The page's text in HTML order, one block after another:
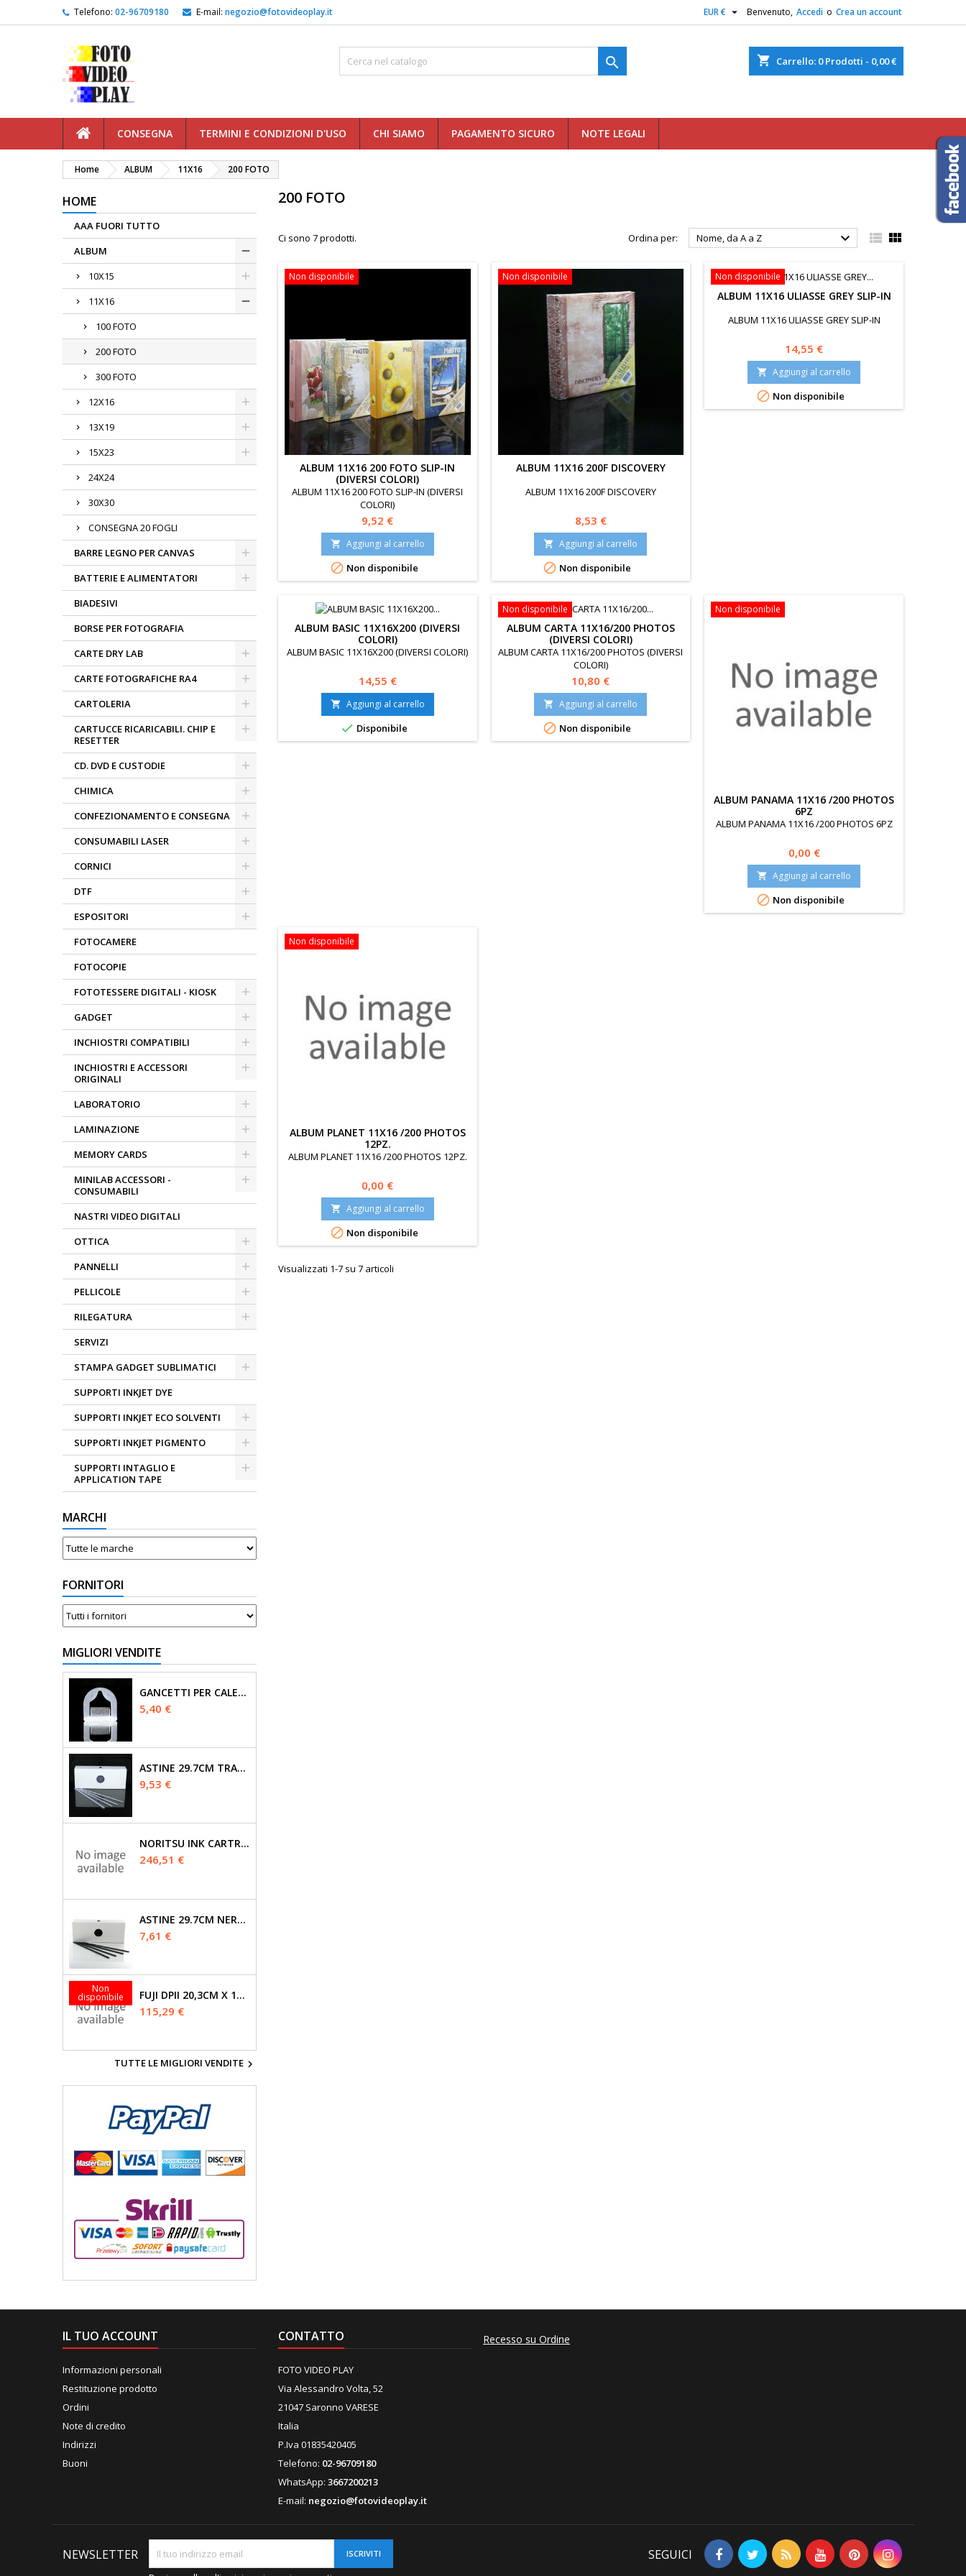
Telefono: 02-96709180 E-mail: negozio@fotovideoplay.it Benvenuto, Accedi o Crea un account
EUR € 
shopping_cart Carrello: 0Prodotti - 0,00 €

CONSEGNA TERMINI E CONDIZIONI D'USO CHI SIAMO PAGAMENTO SICURO NOTE LEGALI
Home ALBUM 11X16 200 FOTO
HOME
AAA FUORI TUTTO
ALBUM
10X15
11X16
100 FOTO
200 FOTO
300 FOTO
12X16
13X19
15X23
24X24
30X30
CONSEGNA 20 FOGLI
BARRE LEGNO PER CANVAS
BATTERIE E ALIMENTATORI
BIADESIVI
BORSE PER FOTOGRAFIA
CARTE DRY LAB
CARTE FOTOGRAFICHE RA4
CARTOLERIA
CARTUCCE RICARICABILI. CHIP E
RESETTER
CD. DVD E CUSTODIE
CHIMICA
CONFEZIONAMENTO E CONSEGNA
CONSUMABILI LASER
CORNICI
DTF
ESPOSITORI
FOTOCAMERE
FOTOCOPIE
FOTOTESSERE DIGITALI - KIOSK
GADGET
INCHIOSTRI COMPATIBILI
INCHIOSTRI E ACCESSORI
ORIGINALI
LABORATORIO
LAMINAZIONE
MEMORY CARDS
MINILAB ACCESSORI -
CONSUMABILI
NASTRI VIDEO DIGITALI
OTTICA
PANNELLI
PELLICOLE
RILEGATURA
SERVIZI
STAMPA GADGET SUBLIMATICI
SUPPORTI INKJET DYE
SUPPORTI INKJET ECO SOLVENTI
SUPPORTI INKJET PIGMENTO
SUPPORTI INTAGLIO E
APPLICATION TAPE
MARCHI
FORNITORI
MIGLIORI VENDITE
GANCETTI PER CALENDARI 100 PZ
Prezzo
5,40 €
ASTINE 29.7CM TRASPARENTI PER CALENDARI 50PZ
Prezzo
9,53 €
NORITSU INK CARTRIDGE 104 MAGENTA 500ML
Prezzo
246,51 €
ASTINE 29.7CM NERE PER CALENDARI 50PZ
Prezzo
7,61 €
Non
disponibile FUJI DPII 20,3CM X 108M GLOSSY
Prezzo
115,29 €
TUTTE LE MIGLIORI VENDITE 
200 FOTO
Ci sono 7 prodotti. Ordina per: Nome, da A a Z   
Non disponibile
ALBUM 11X16 200 FOTO SLIP-IN
(DIVERSI COLORI)
ALBUM 11X16 200 FOTO SLIP-IN (DIVERSI
COLORI)
Prezzo
9,52 €
 Aggiungi al carrello
 Non disponibile
Non disponibile
ALBUM 11X16 200F DISCOVERY
ALBUM 11X16 200F DISCOVERY
Prezzo
8,53 €
 Aggiungi al carrello
 Non disponibile
Non disponibile
ALBUM 11X16 ULIASSE GREY SLIP-IN
ALBUM 11X16 ULIASSE GREY SLIP-IN
Prezzo
14,55 €
 Aggiungi al carrello
 Non disponibile
ALBUM BASIC 11X16X200 (DIVERSI
COLORI)
ALBUM BASIC 11X16X200 (DIVERSI COLORI)
Prezzo
14,55 €
 Aggiungi al carrello
 Disponibile
Non disponibile
ALBUM CARTA 11X16/200 PHOTOS
(DIVERSI COLORI)
ALBUM CARTA 11X16/200 PHOTOS (DIVERSI
COLORI)
Prezzo
10,80 €
 Aggiungi al carrello
 Non disponibile
Non disponibile
ALBUM PANAMA 11X16 /200 PHOTOS
6PZ
ALBUM PANAMA 11X16 /200 PHOTOS 6PZ
Prezzo
0,00 €
 Aggiungi al carrello
 Non disponibile
Non disponibile
ALBUM PLANET 11X16 /200 PHOTOS
12PZ.
ALBUM PLANET 11X16 /200 PHOTOS 12PZ.
Prezzo
0,00 €
 Aggiungi al carrello
 Non disponibile
Visualizzati 1-7 su 7 articoli
IL TUO ACCOUNT
Informazioni personali
Restituzione prodotto
Ordini
Note di credito
Indirizzi
Buoni
CONTATTO
FOTO VIDEO PLAY
Via Alessandro Volta, 52
21047 Saronno VARESE
Italia
P.Iva 01835420405
Telefono: 02-96709180
WhatsApp: 3667200213
E-mail: negozio@fotovideoplay.it
Recesso su Ordine
NEWSLETTER SEGUICI